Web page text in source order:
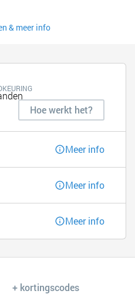
& meer info
Hoe werkt het?
Meer info
Meer info
Meer info
+ kortingscodes